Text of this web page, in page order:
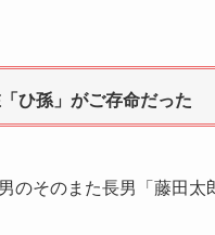
ひ孫」がご存命だった
のそのまた長男「藤田太